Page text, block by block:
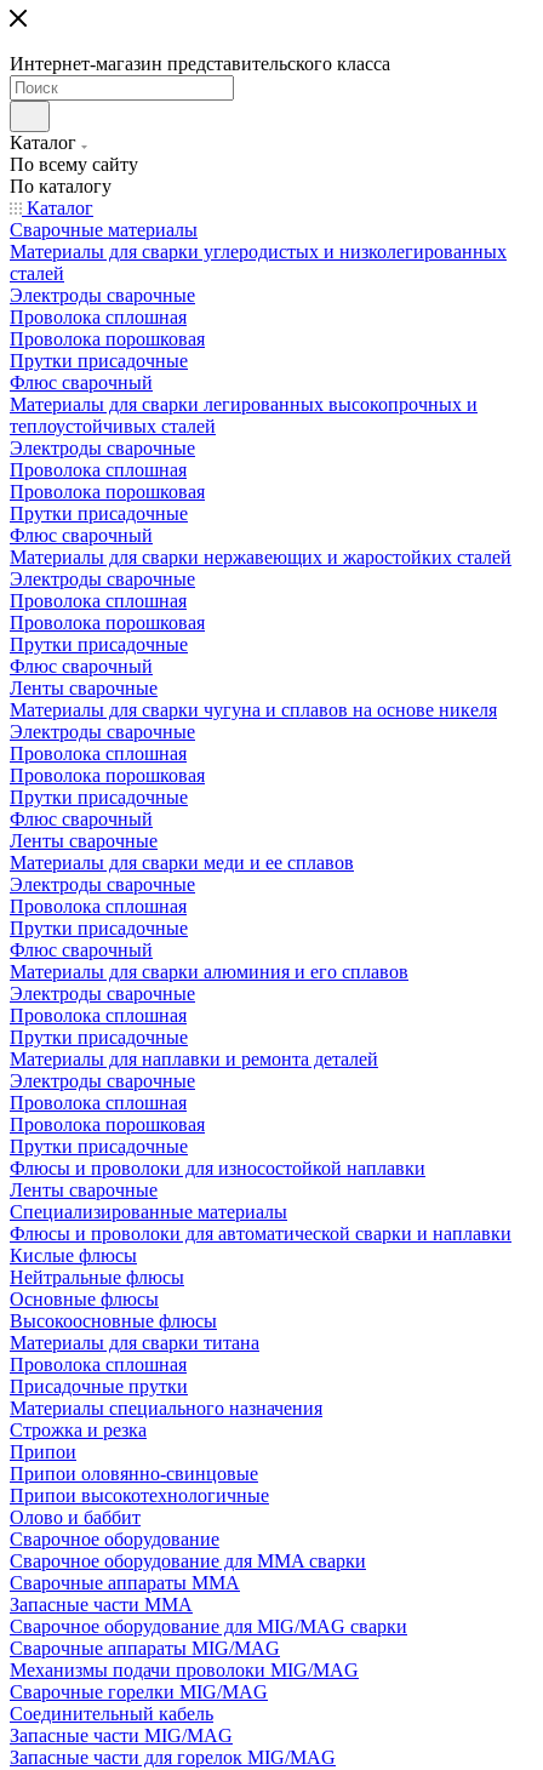
Интернет-магазин представительского класса
Каталог
По всему сайту
По каталогу
Каталог
Сварочные материалы
Материалы для сварки углеродистых и низколегированных
сталей
Электроды сварочные
Проволока сплошная
Проволока порошковая
Прутки присадочные
Флюс сварочный
Материалы для сварки легированных высокопрочных и
теплоустойчивых сталей
Электроды сварочные
Проволока сплошная
Проволока порошковая
Прутки присадочные
Флюс сварочный
Материалы для сварки нержавеющих и жаростойких сталей
Электроды сварочные
Проволока сплошная
Проволока порошковая
Прутки присадочные
Флюс сварочный
Ленты сварочные
Материалы для сварки чугуна и сплавов на основе никеля
Электроды сварочные
Проволока сплошная
Проволока порошковая
Прутки присадочные
Флюс сварочный
Ленты сварочные
Материалы для сварки меди и ее сплавов
Электроды сварочные
Проволока сплошная
Прутки присадочные
Флюс сварочный
Материалы для сварки алюминия и его сплавов
Электроды сварочные
Проволока сплошная
Прутки присадочные
Материалы для наплавки и ремонта деталей
Электроды сварочные
Проволока сплошная
Проволока порошковая
Прутки присадочные
Флюсы и проволоки для износостойкой наплавки
Ленты сварочные
Специализированные материалы
Флюсы и проволоки для автоматической сварки и наплавки
Кислые флюсы
Нейтральные флюсы
Основные флюсы
Высокоосновные флюсы
Материалы для сварки титана
Проволока сплошная
Присадочные прутки
Материалы специального назначения
Строжка и резка
Припои
Припои оловянно-свинцовые
Припои высокотехнологичные
Олово и баббит
Сварочное оборудование
Сварочное оборудование для MMA сварки
Сварочные аппараты MMA
Запасные части MMA
Сварочное оборудование для MIG/MAG сварки
Сварочные аппараты MIG/MAG
Механизмы подачи проволоки MIG/MAG
Сварочные горелки MIG/MAG
Соединительный кабель
Запасные части MIG/MAG
Запасные части для горелок MIG/MAG